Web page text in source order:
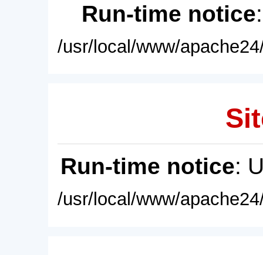
Run-time notice
/usr/local/www/
Run-time notice:
/usr/local/www/